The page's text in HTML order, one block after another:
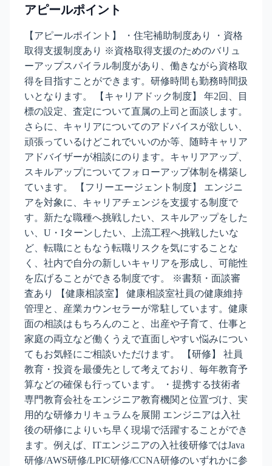
アピールポイント
【アピールポイント】 ・住宅補助制度あり ・資格
取得支援制度あり ※資格取得支援のためのバリュ
ーアップスパイラル制度があり、働きながら資格取
得を目指すことができます。研修時間も勤務時間扱
いとなります。 【キャリアドック制度】 年2回、目
標の設定、査定について直属の上司と面談します。
さらに、キャリアについてのアドバイスが欲しい、
頑張っているけどこれでいいのか等、随時キャリア
アドバイザーが相談にのります。キャリアアップ、
スキルアップについてフォローアップ体制を構築し
ています。 【フリーエージェント制度】 エンジニ
アを対象に、キャリアチェンジを支援する制度で
す。新たな職種へ挑戦したい、スキルアップをした
い、U・Iターンしたい、上流工程へ挑戦したいな
ど、転職にともなう転職リスクを気にすることな
く、社内で自分の新しいキャリアを形成し、可能性
を広げることができる制度です。 ※書類・面談審
査あり 【健康相談室】 健康相談室社員の健康維持
管理と、産業カウンセラーが常駐しています。健康
面の相談はもちろんのこと、出産や子育て、仕事と
家庭の両立など働くうえで直面しやすい悩みについ
てもお気軽にご相談いただけます。 【研修】 社員
教育・投資を最優先として考えており、毎年教育予
算などの確保も行っています。 ・提携する技術者
専門教育会社をエンジニア教育機関と位置づけ、実
用的な研修カリキュラムを展開 エンジニアは入社
後の研修によりいち早く現場で活躍することができ
ます。例えば、ITエンジニアの入社後研修ではJava
研修/AWS研修/LPIC研修/CCNA研修のいずれかに参